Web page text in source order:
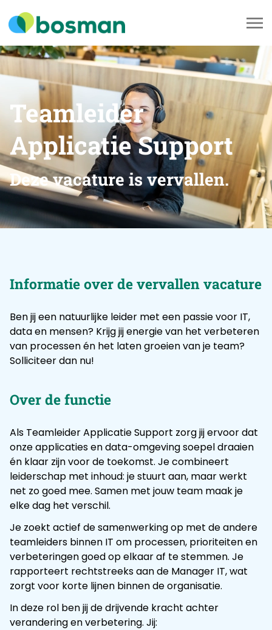
Teamleider
Applicatie Support
Deze vacature is vervallen.
Informatie over de vervallen vacature
Ben jij een natuurlijke leider met een passie voor IT,
data en mensen? Krijg jij energie van het verbeteren
van processen én het laten groeien van je team?
Solliciteer dan nu!
Over de functie
Als Teamleider Applicatie Support zorg jij ervoor dat
onze applicaties en data-omgeving soepel draaien
én klaar zijn voor de toekomst. Je combineert
leiderschap met inhoud: je stuurt aan, maar werkt
net zo goed mee. Samen met jouw team maak je
elke dag het verschil.
Je zoekt actief de samenwerking op met de andere
teamleiders binnen IT om processen, prioriteiten en
verbeteringen goed op elkaar af te stemmen. Je
rapporteert rechtstreeks aan de Manager IT, wat
zorgt voor korte lijnen binnen de organisatie.
In deze rol ben jij de drijvende kracht achter
verandering en verbetering. Jij: